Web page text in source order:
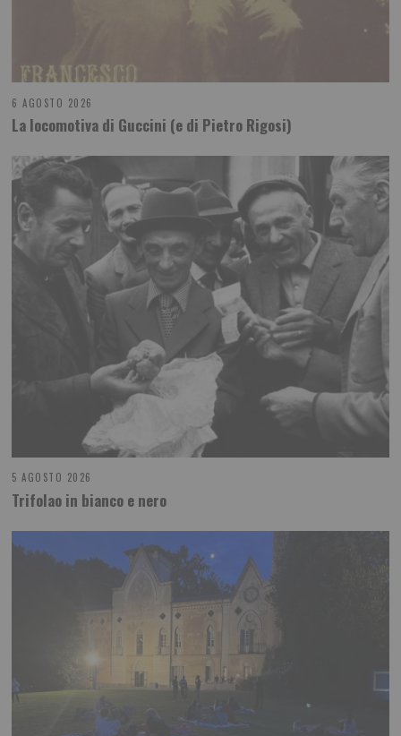
6 AGOSTO 2026
La locomotiva di Guccini (e di Pietro Rigosi)
5 AGOSTO 2026
Trifolao in bianco e nero